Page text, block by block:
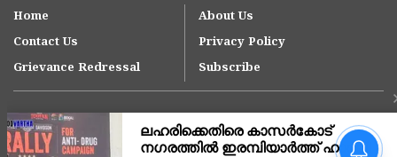
Home
About Us
Contact Us
Privacy Policy
Grievance Redressal
Subscribe
നീലേശ്വരം നഗരസഭയിലെ